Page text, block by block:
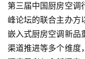
第三届中国厨房空调
峰论坛的联合主办方
嵌入式厨房空调新品
渠道推进等多个维度